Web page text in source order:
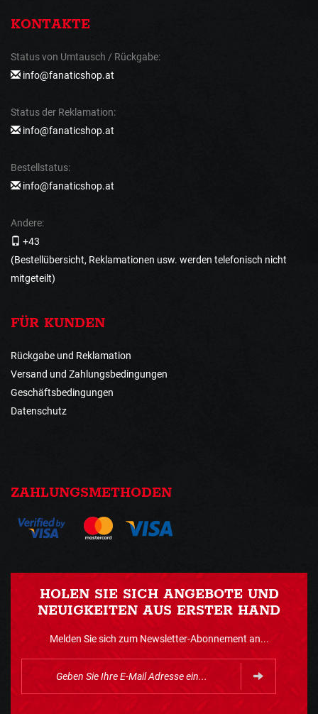
KONTAKTE
Status von Umtausch / Rückgabe:
info@fanaticshop.at
Status der Reklamation:
info@fanaticshop.at
Bestellstatus:
info@fanaticshop.at
Andere:
+43
(Bestellübersicht, Reklamationen usw. werden telefonisch nicht
mitgeteilt)
FÜR KUNDEN
Rückgabe und Reklamation
Versand und Zahlungsbedingungen
Geschäftsbedingungen
Datenschutz
ZAHLUNGSMETHODEN
HOLEN SIE SICH ANGEBOTE UND
NEUIGKEITEN AUS ERSTER HAND
Melden Sie sich zum Newsletter-Abonnement an...